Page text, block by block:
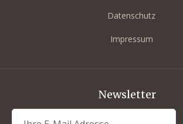
Datenschutz
Impressum
Newsletter